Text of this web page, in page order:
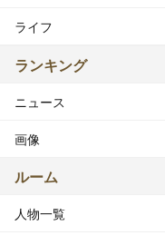
ライフ
ランキング
ニュース
画像
ルーム
人物一覧